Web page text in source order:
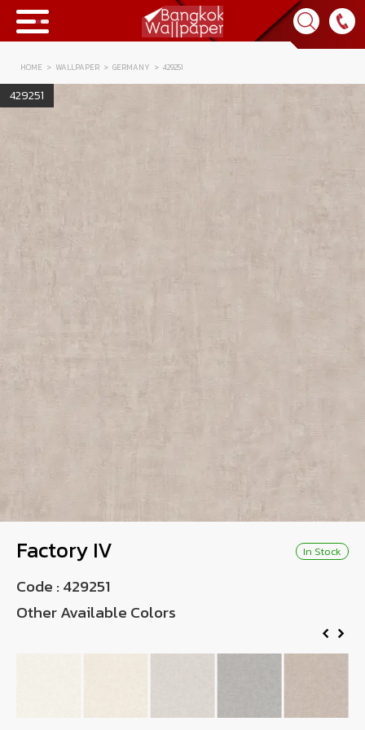
Collection
Tips & Tricks
Tips & Tricks
News & Activity
Contact Us
Contact Us
Wish List
0-2746-8899
HOME WALLPAPER GERMANY 429251
429251
Factory IV In Stock
Code : 429251
Other Available Colors